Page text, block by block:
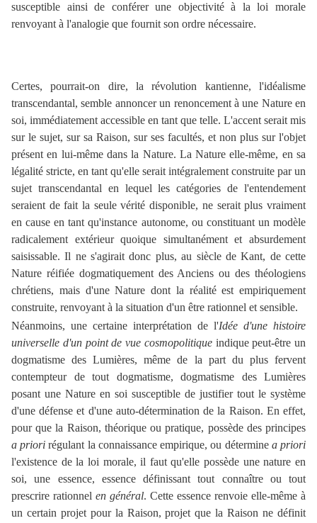
susceptible ainsi de conférer une objectivité à la loi morale
renvoyant à l'analogie que fournit son ordre nécessaire.
Certes, pourrait-on dire, la révolution kantienne, l'idéalisme
transcendantal, semble annoncer un renoncement à une Nature en
soi, immédiatement accessible en tant que telle. L'accent serait mis
sur le sujet, sur sa Raison, sur ses facultés, et non plus sur l'objet
présent en lui-même dans la Nature. La Nature elle-même, en sa
légalité stricte, en tant qu'elle serait intégralement construite par un
sujet transcendantal en lequel les catégories de l'entendement
seraient de fait la seule vérité disponible, ne serait plus vraiment
en cause en tant qu'instance autonome, ou constituant un modèle
radicalement extérieur quoique simultanément et absurdement
saisissable. Il ne s'agirait donc plus, au siècle de Kant, de cette
Nature réifiée dogmatiquement des Anciens ou des théologiens
chrétiens, mais d'une Nature dont la réalité est empiriquement
construite, renvoyant à la situation d'un être rationnel et sensible.
Néanmoins, une certaine interprétation de l'Idée d'une histoire
universelle d'un point de vue cosmopolitiqueindique peut-être un
dogmatisme des Lumières, même de la part du plus fervent
contempteur de tout dogmatisme, dogmatisme des Lumières
posant une Nature en soi susceptible de justifier tout le système
d'une défense et d'une auto-détermination de la Raison. En effet,
pour que la Raison, théorique ou pratique, possède des principes
a priori régulant la connaissance empirique, ou détermine a priori
l'existence de la loi morale, il faut qu'elle possède une nature en
soi, une essence, essence définissant tout connaître ou tout
prescrire rationnel en général. Cette essence renvoie elle-même à
un certain projet pour la Raison, projet que la Raison ne définit